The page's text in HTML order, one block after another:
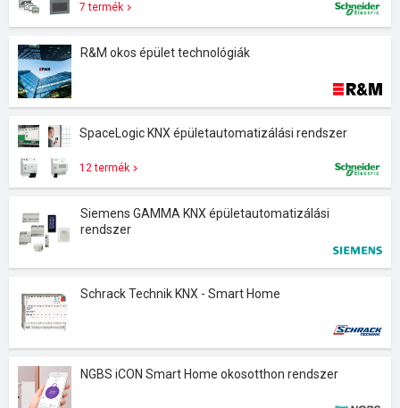
7 termék
R&M okos épület technológiák
SpaceLogic KNX épületautomatizálási rendszer
12 termék
Siemens GAMMA KNX épületautomatizálási
rendszer
Schrack Technik KNX - Smart Home
NGBS iCON Smart Home okosotthon rendszer